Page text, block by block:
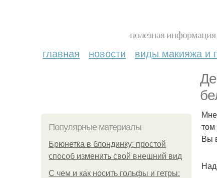
полезная
главная новости виды макияжа и
Популярные материалы
Брюнетка в блондинку: простой
способ изменить свой внешний вид
С чем и как носить гольфы и гетры:
том
Вы